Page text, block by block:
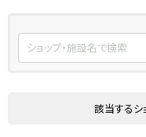
該当するシ